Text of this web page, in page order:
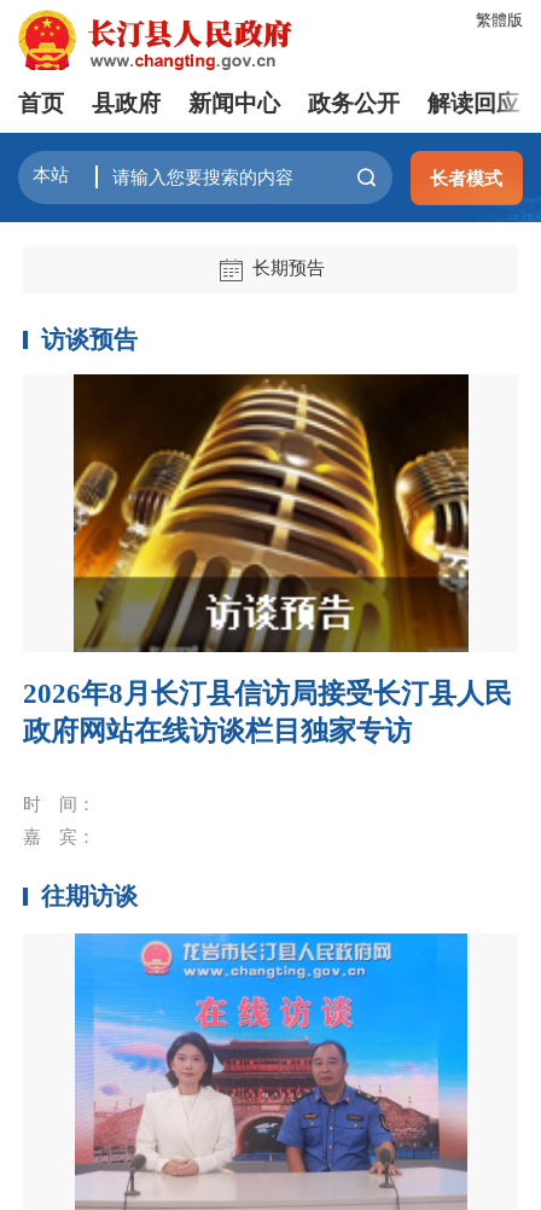
繁體版
首页 县政府 新闻中心 政务公开 解读回应
长者模式
访谈预告
长期预告
2026年8月长汀县信访局接受长汀县人民
政府网站在线访谈栏目独家专访
时 间：
嘉 宾：
往期访谈